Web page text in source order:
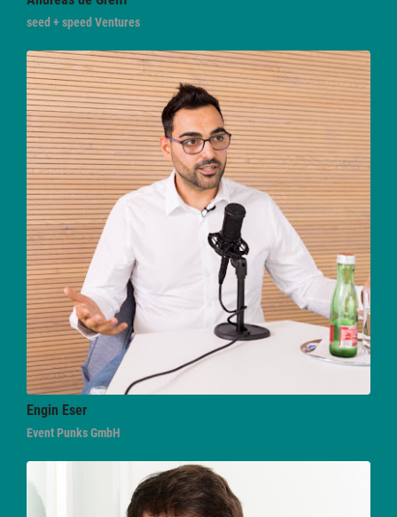
seed + speed Ventures
Engin Eser
Event Punks GmbH